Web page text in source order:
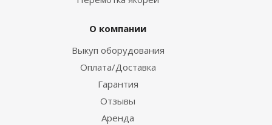
О компании
Выкуп оборудования
Оплата/Доставка
Гарантия
Отзывы
Аренда